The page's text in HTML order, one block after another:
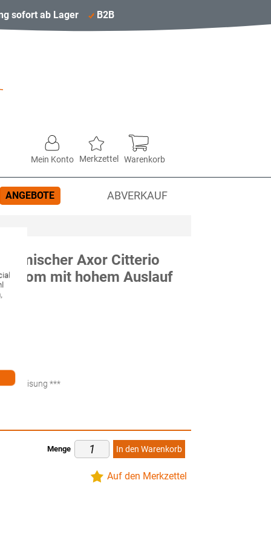
sofort ab Lager B2B
Mein Konto Merkzettel Warenkorb
ANGEBOTE ABVERKAUF
Axor Citterio
mit hohem Auslauf
***
Menge In den Warenkorb
Auf den Merkzettel